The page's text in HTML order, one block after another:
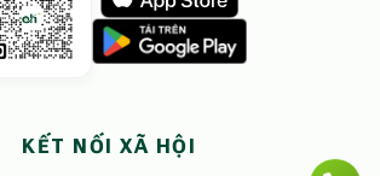
KẾT NỐI XÃ HỘI